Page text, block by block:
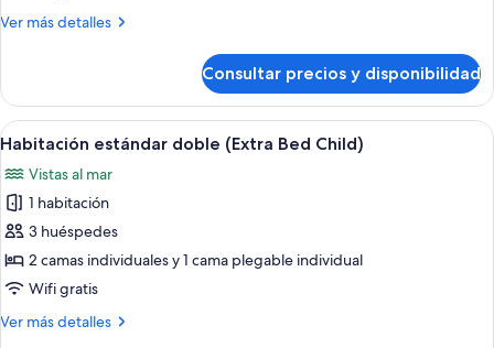
Ver más detalles
Más
estándar
doble
Consultar precios y disponibilidad
Abrir
todas
las
fotos
de
Habitación
estándar
(Extra
Un comedor con una mesa
5
Habitación estándar doble (Extra Bed Child)
Vistas al mar
1 habitación
3 huéspedes
2 camas individuales y 1 cama plegable individual
Wifi gratis
Ver más detalles
Más